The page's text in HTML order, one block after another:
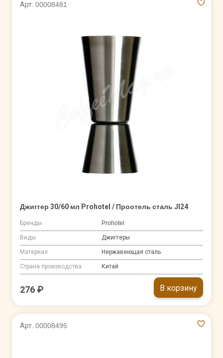
Арт. 00008481
Джиггер 30/60 мл Prohotel / Проотель сталь JI24
Бренды Prohotel
Виды Джиггеры
Материал Нержавеющая сталь
Страна производства Китай
276 ₽ В корзину
Арт. 00008495